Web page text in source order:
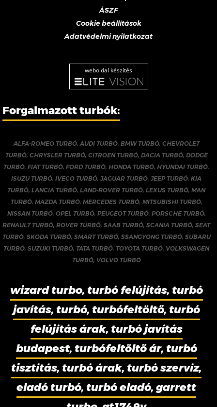
ÁSZF
Cookie beállítások
Adatvédelmi nyilatkozat
weboldal készítés
Forgalmazott turbók:
ALFA-ROMEO TURBÓ,AUDI TURBÓ, BMW TURBÓ, CHEVROLET
TURBÓ, CHRYSLER TURBÓ, CITROEN TURBÓ, DACIA TURBÓ, DODGE
TURBÓ,FIAT TURBÓ,FORD TURBÓ, HONDA TURBÓ, HYUNDAI TURBÓ,
ISUZU TURBÓ,IVECO TURBÓ,JAGUAR TURBÓ,JEEP TURBÓ,KIA
TURBÓ,LANCIA TURBÓ,LAND-ROVER TURBÓ,LEXUS TURBÓ,MAN
TURBÓ, MAZDA TURBÓ, MERCEDES TURBÓ, MITSUBISHI TURBÓ,
NISSAN TURBÓ, OPEL TURBÓ, PEUGEOT TURBÓ, PORSCHE TURBÓ,
RENAULT TURBÓ,ROVER TURBÓ,SAAB TURBÓ,SCANIA TURBÓ,SEAT
TURBÓ, SKODA TURBÓ, SMART TURBÓ, SSANGYONG TURBÓ, SUBARU
TURBÓ,SUZUKI TURBÓ, TATA TURBÓ, TOYOTA TURBÓ, VOLKSWAGEN
TURBÓ, VOLVO TURBÓ
wizard turbo, turbó felújítás, turbó
javítás, turbó, turbófeltöltő, turbó
felújítás árak, turbó javítás
budapest, turbófeltöltő ár, turbó
tisztítás, turbó árak, turbó szervíz,
eladó turbó, turbó eladó, garrett